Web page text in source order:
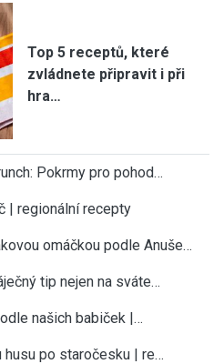
Top 5 receptů, které
zvládnete připravit i při
hra…
Pokrmy pro pohod…
| regionální recepty
omáčkou podle Anuše…
tip nejen na sváte…
našich babiček |…
po staročesku | re…